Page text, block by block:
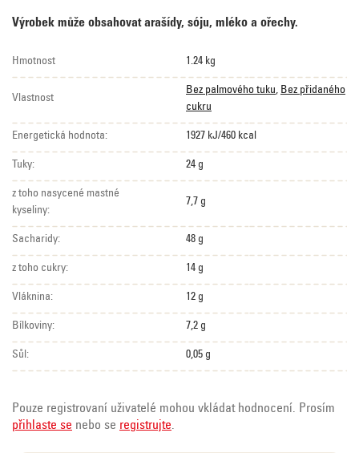
Výrobek může obsahovat arašídy, sóju, mléko a ořechy.
Hmotnost 1.24 kg
Vlastnost
Bez palmového tuku, Bez přidaného
cukru
Energetická hodnota: 1927 kJ/460 kcal
Tuky: 24 g
z toho nasycené mastné
kyseliny:
7,7 g
Sacharidy: 48 g
z toho cukry: 14 g
Vláknina: 12 g
Bílkoviny: 7,2 g
Sůl: 0,05 g
Pouze registrovaní uživatelé mohou vkládat hodnocení. Prosím
přihlaste se nebo se registrujte.